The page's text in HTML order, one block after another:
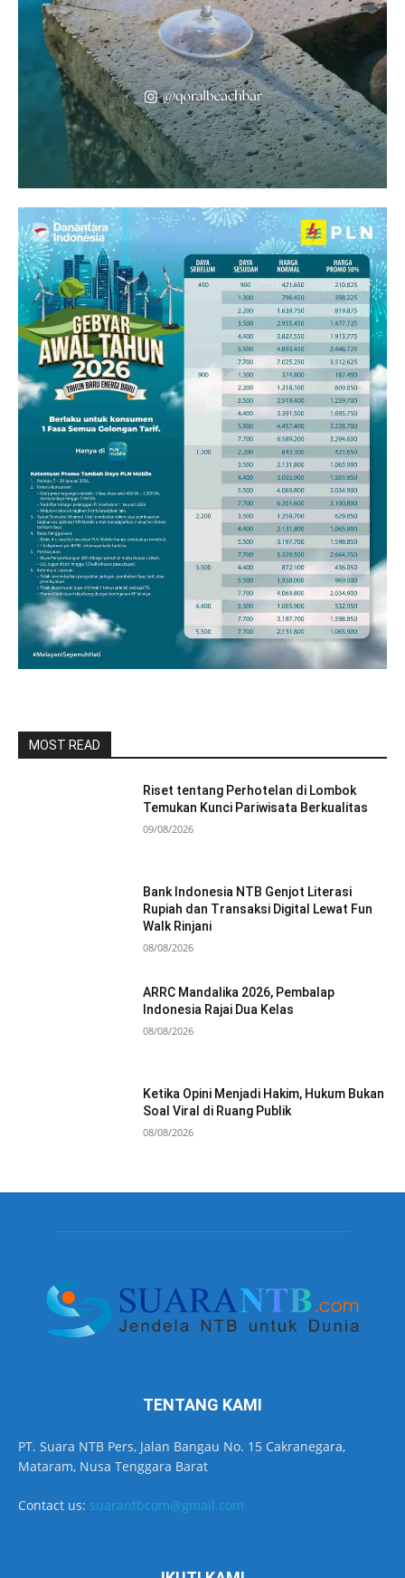
MOST READ
Riset tentang Perhotelan di Lombok
Temukan Kunci Pariwisata Berkualitas
09/08/2026
Bank Indonesia NTB Genjot Literasi
Rupiah dan Transaksi Digital Lewat Fun
Walk Rinjani
08/08/2026
ARRC Mandalika 2026, Pembalap
Indonesia Rajai Dua Kelas
08/08/2026
Ketika Opini Menjadi Hakim, Hukum Bukan
Soal Viral di Ruang Publik
08/08/2026
TENTANG KAMI
PT. Suara NTB Pers, Jalan Bangau No. 15 Cakranegara,
Mataram, Nusa Tenggara Barat
Contact us: suarantbcom@gmail.com